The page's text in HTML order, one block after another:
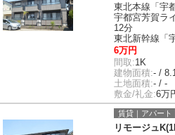
東北本線「宇
宇都宮芳賀ラ
12分
東北新幹線「
6万円
間取:1K
建物面積:- /
土地面積:- / -
敷金/礼金:6万
賃貸｜アパート
リモージュ